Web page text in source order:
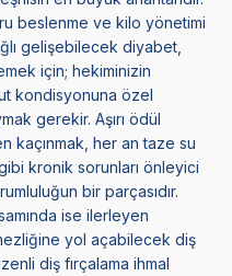
beslenme ve kilo yönetimi
gelişebilecek diyabet,
için; hekiminizin
kondisyonuna özel
gerekir. Aşırı ödül
kaçınmak, her an taze su
kronik sorunları önleyici
bir parçasıdır.
ise ilerleyen
yol açabilecek diş
diş fırçalama ihmal